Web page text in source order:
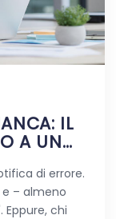
IL
A UN
di errore.
e – almeno
chi